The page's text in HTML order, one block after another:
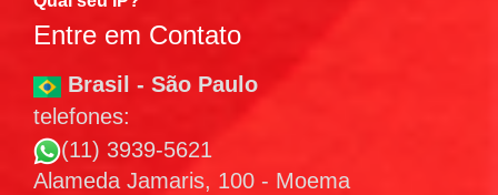
Entre em Contato
Brasil - São Paulo
telefones:
(11) 3939-5621
Alameda Jamaris, 100 - Moema